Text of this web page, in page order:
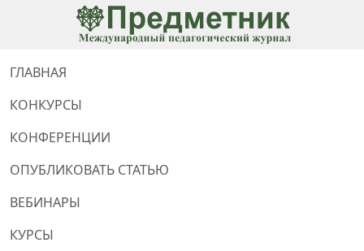
ГЛАВНАЯ
КОНКУРСЫ
КОНФЕРЕНЦИИ
ОПУБЛИКОВАТЬ СТАТЬЮ
ВЕБИНАРЫ
КУРСЫ